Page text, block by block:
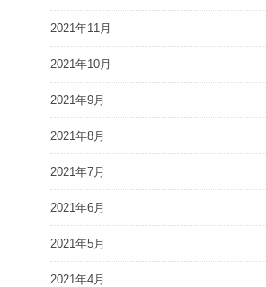
2021年11月
2021年10月
2021年9月
2021年8月
2021年7月
2021年6月
2021年5月
2021年4月